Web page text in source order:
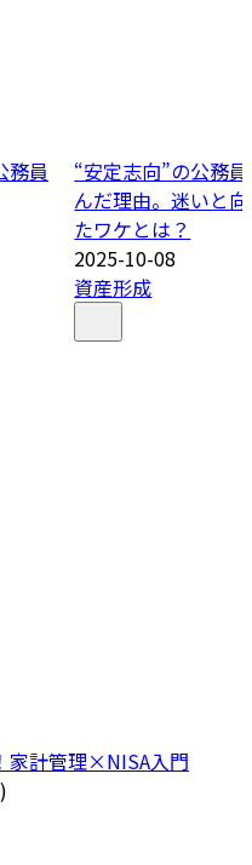
務員
“安定志向”の公務
んだ理由。迷いと
たワケとは？
2025-10-08
資産形成
家計管理×NISA入門